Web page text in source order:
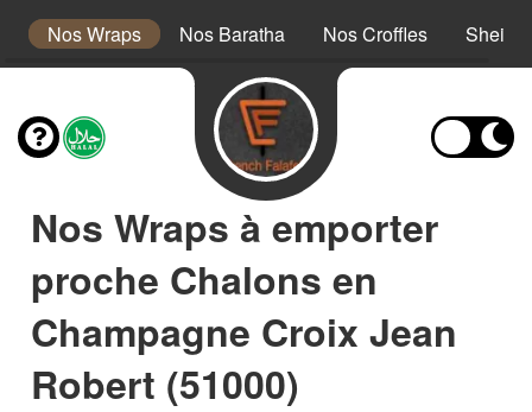
Nos Wraps Nos Baratha Nos Croffles
Nos Wraps à emporter
proche Chalons en
Champagne Croix Jean
Robert (51000)